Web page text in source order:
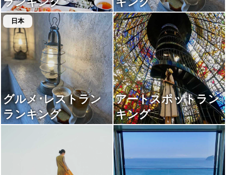
日本
グルメ･レストラン
ランキング
アートスポットラン
キング